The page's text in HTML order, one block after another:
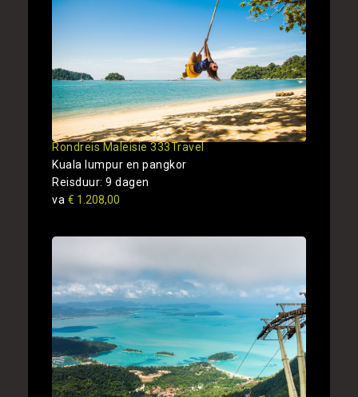
Rondreis Maleisie 333Travel
Kuala lumpur en pangkor
Reisduur: 9 dagen
va € 1.208,00